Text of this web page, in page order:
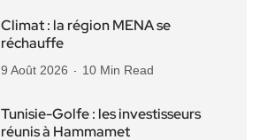
Climat : la région MENA se
réchauffe
9 Août 2026 10 Min Read
Tunisie-Golfe : les investisseurs
réunis à Hammamet